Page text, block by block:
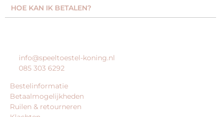
HOE KAN IK BETALEN?
info@speeltoestel-koning.nl
085 303 6292
Bestelinformatie
Betaalmogelijkheden
Ruilen & retourneren